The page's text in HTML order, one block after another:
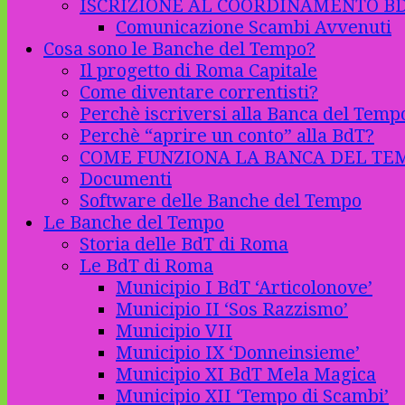
ISCRIZIONE AL COORDINAMENTO
Comunicazione Scambi Avvenuti
Cosa sono le Banche del Tempo?
Il progetto di Roma Capitale
Come diventare correntisti?
Perchè iscriversi alla Banca del
Perchè “aprire un conto” alla BdT?
COME FUNZIONA LA BANCA DEL
Documenti
Software delle Banche del Tempo
Le Banche del Tempo
Storia delle BdT di Roma
Le BdT di Roma
Municipio I BdT ‘Articolonove’
Municipio II ‘Sos Razzismo’
Municipio VII
Municipio IX ‘Donneinsieme’
Municipio XI BdT Mela Magica
Municipio XII ‘Tempo di Scambi’